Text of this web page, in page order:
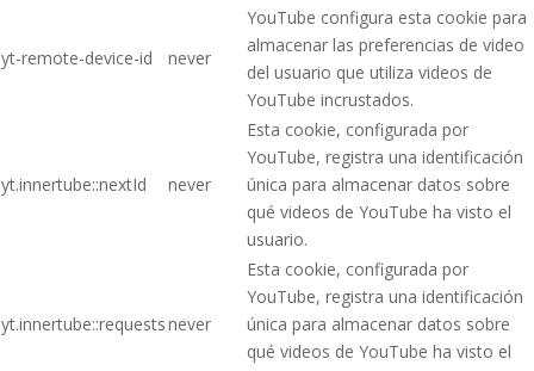
yt-remote-device-id never
YouTube configura esta cookie para
almacenar las preferencias de video
del usuario que utiliza videos de
YouTube incrustados.
yt.innertube::nextId never
Esta cookie, configurada por
YouTube, registra una identificación
única para almacenar datos sobre
qué videos de YouTube ha visto el
usuario.
yt.innertube::requestsnever
Esta cookie, configurada por
YouTube, registra una identificación
única para almacenar datos sobre
qué videos de YouTube ha visto el